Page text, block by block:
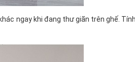
ngay khi đang thư giãn trên ghế.